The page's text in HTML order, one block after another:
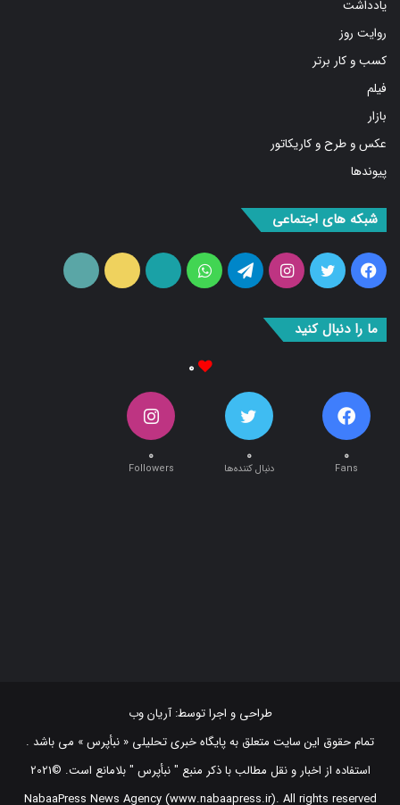
روایت روز
کسب و کار برتر
فیلم
بازار
عکس و طرح و کاریکاتور
پیوندها
فیس
بوک
توییتراینستاگرامتلگرامواتس
آپ
آپارات ایتا
تمام حقوق این سایت متعلق به پایگاه خبری تحلیلی « نبأپرس » می باشد .
استفاده از اخبار و نقل مطالب با ذکر منبع "‌ نبأپرس " بلامانع است. ©2021
NabaaPress News Agency (www.nabaapress.ir). All rights reserved